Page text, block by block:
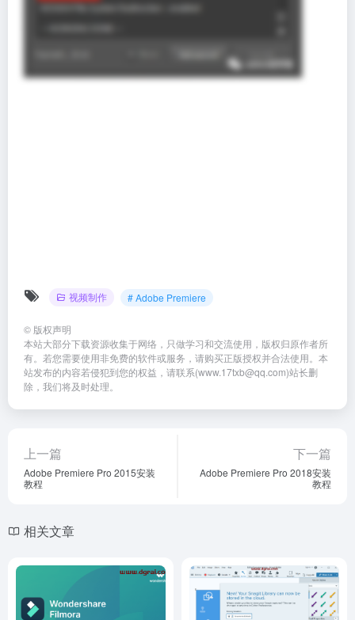
视频制作 # Adobe Premiere
© 版权声明
本站大部分下载资源收集于网络，只做学习和交流使用，版权归原作者所
有。若您需要使用非免费的软件或服务，请购买正版授权并合法使用。本
站发布的内容若侵犯到您的权益，请联系(www.17txb@qq.com)站长删
除，我们将及时处理。
上一篇
Adobe Premiere Pro 2015安装
教程
下一篇
Adobe Premiere Pro 2018安装
教程
相关文章